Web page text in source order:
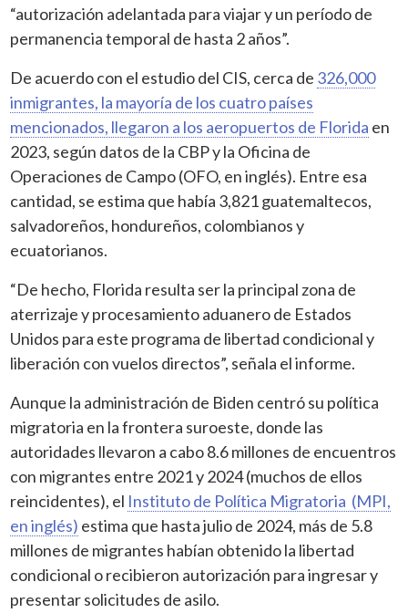
“autorización adelantada para viajar y un período de
permanencia temporal de hasta 2 años”.
De acuerdo con el estudio del CIS, cerca de 326,000
inmigrantes, la mayoría de los cuatro países
mencionados, llegaron a los aeropuertos de Florida en
2023, según datos de la CBP y la Oficina de
Operaciones de Campo (OFO, en inglés). Entre esa
cantidad, se estima que había 3,821 guatemaltecos,
salvadoreños, hondureños, colombianos y
ecuatorianos.
“De hecho, Florida resulta ser la principal zona de
aterrizaje y procesamiento aduanero de Estados
Unidos para este programa de libertad condicional y
liberación con vuelos directos”, señala el informe.
Aunque la administración de Biden centró su política
migratoria en la frontera suroeste, donde las
autoridades llevaron a cabo 8.6 millones de encuentros
con migrantes entre 2021 y 2024 (muchos de ellos
reincidentes), el Instituto de Política Migratoria (MPI,
en inglés) estima que hasta julio de 2024, más de 5.8
millones de migrantes habían obtenido la libertad
condicional o recibieron autorización para ingresar y
presentar solicitudes de asilo.